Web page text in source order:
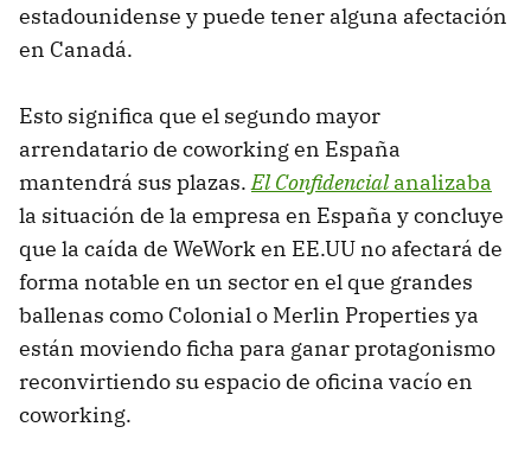
estadounidense y puede tener alguna afectación
en Canadá.
Esto significa que el segundo mayor
arrendatario de coworking en España
mantendrá sus plazas.El Confidencialanalizaba
la situación de la empresa en España y concluye
que la caída de WeWork en EE.UU no afectará de
forma notable en un sector en el que grandes
ballenas como Colonial o Merlin Properties ya
están moviendo ficha para ganar protagonismo
reconvirtiendo su espacio de oficina vacío en
coworking.